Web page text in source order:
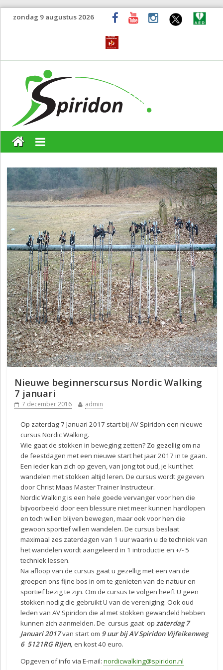
zondag 9 augustus 2026
Nieuwe beginnerscursus Nordic Walking
7 januari
7 december 2016 admin
Op zaterdag 7 Januari 2017 start bij AV Spiridon een nieuwe
cursus Nordic Walking.
Wie gaat de stokken in beweging zetten? Zo gezellig om na
de feestdagen met een nieuwe start het jaar 2017 in te gaan.
Een ieder kan zich op geven, van jong tot oud, je kunt het
wandelen met stokken altijd leren. De cursus wordt gegeven
door Christ Maas Master Trainer Instructeur.
Nordic Walking is een hele goede vervanger voor hen die
bijvoorbeeld door een blessure niet meer kunnen hardlopen
en toch willen blijven bewegen, maar ook voor hen die
gewoon sportief willen wandelen. De cursus beslaat
maximaal zes zaterdagen van 1 uur waarin u de techniek van
het wandelen wordt aangeleerd in 1 introductie en +/- 5
techniek lessen.
Na afloop van de cursus gaat u gezellig met een van de
groepen ons fijne bos in om te genieten van de natuur en
sportief bezig te zijn. Om de cursus te volgen heeft U geen
stokken nodig die gebruikt U van de vereniging. Ook oud
leden van AV Spiridon die al met stokken gewandeld hebben
kunnen zich aanmelden. De cursus gaat opzaterdag 7
Januari 2017van start om 9 uur bij AV Spiridon Vijfeikenweg
6 5121RG Rijen,en kost 40 euro.
Opgeven of info via E-mail:nordicwalking@spiridon.nl